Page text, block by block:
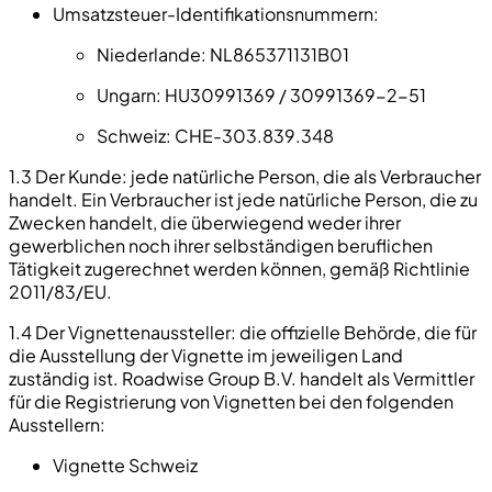
Umsatzsteuer-Identifikationsnummern:
Niederlande: NL865371131B01
Ungarn: HU30991369 / 30991369-2-51
Schweiz: CHE-303.839.348
1.3 Der Kunde: jede natürliche Person, die als Verbraucher
handelt. Ein Verbraucher ist jede natürliche Person, die zu
Zwecken handelt, die überwiegend weder ihrer
gewerblichen noch ihrer selbständigen beruflichen
Tätigkeit zugerechnet werden können, gemäß Richtlinie
2011/83/EU.
1.4 Der Vignettenaussteller: die offizielle Behörde, die für
die Ausstellung der Vignette im jeweiligen Land
zuständig ist. Roadwise Group B.V. handelt als Vermittler
für die Registrierung von Vignetten bei den folgenden
Ausstellern:
Vignette Schweiz